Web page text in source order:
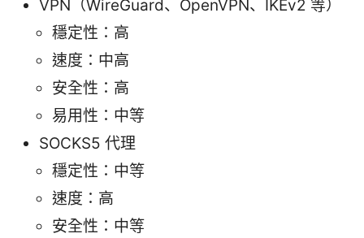
VPN（WireGuard、OpenVPN、IKEv2 等）
穩定性：高
速度：中高
安全性：高
易用性：中等
SOCKS5 代理
穩定性：中等
速度：高
安全性：中等